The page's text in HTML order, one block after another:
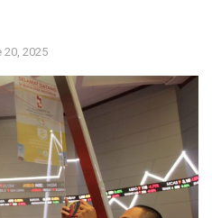
20, 2025